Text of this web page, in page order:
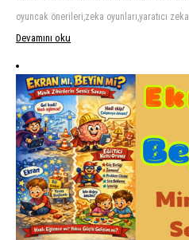
oyuncak önerileri,zeka oyunları,yaratıcı zeka
Devamını oku